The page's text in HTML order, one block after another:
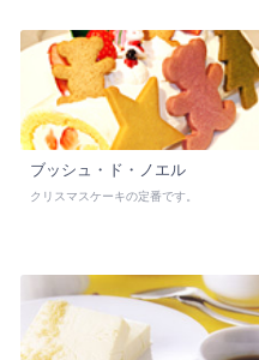
ブッシュ・ド・ノエル
クリスマスケーキの定番です。